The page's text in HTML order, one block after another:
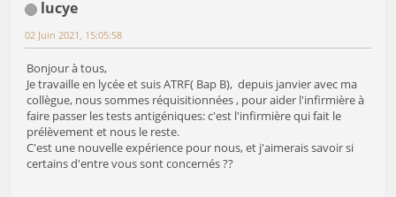
lucye
02 Juin 2021, 15:05:58
Bonjour à tous,
Je travaille en lycée et suis ATRF( Bap B), depuis janvier avec ma
collègue, nous sommes réquisitionnées , pour aider l'infirmière à
faire passer les tests antigéniques: c'est l'infirmière qui fait le
prélèvement et nous le reste.
C'est une nouvelle expérience pour nous, et j'aimerais savoir si
certains d'entre vous sont concernés ??